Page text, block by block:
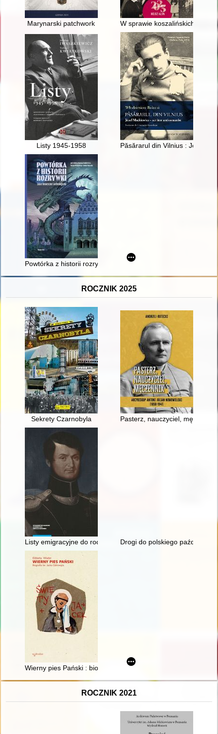
Marynarski patchwork W sprawie koszalińskich
Listy 1945-1958 Păsărarul din Vilnius : Józef
Powtórka z historii rozrywki : szkice historyczne i
ROCZNIK 2025
Sekrety Czarnobyla Pasterz, nauczyciel,
Listy emigracyjne do rodziców : (z dołączeniem listów
Drogi do polskiego
Wierny pies Pański : biografia św. Jacka Odrowąża
ROCZNIK 2021